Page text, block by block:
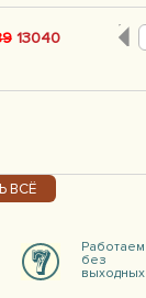
13040
ВСЁ
Работаем
без
выходных